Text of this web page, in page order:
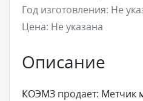
Год изготовления: Не
Цена: Не указана
Описание
КОЭМЗ продает: Метчик